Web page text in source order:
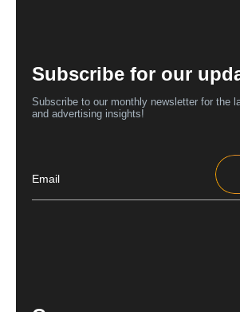
Subscribe for our
Subscribe to our monthly newsletter for the
and advertising insights!